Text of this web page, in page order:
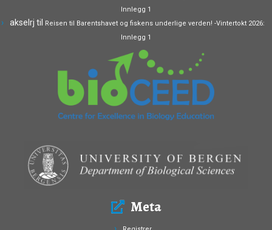
Innlegg 1
akselrj til Reisen til Barentshavet og fiskens underlige verden! -Vintertokt 2026:
Innlegg 1
Meta